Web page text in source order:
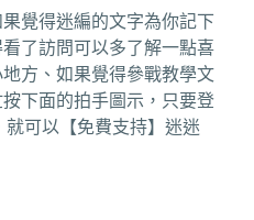
覺得迷編的文字為你記下
了訪問可以多了解一點喜
方、如果覺得參戰教學文
下面的拍手圖示，只要登
就可以【免費支持】迷迷